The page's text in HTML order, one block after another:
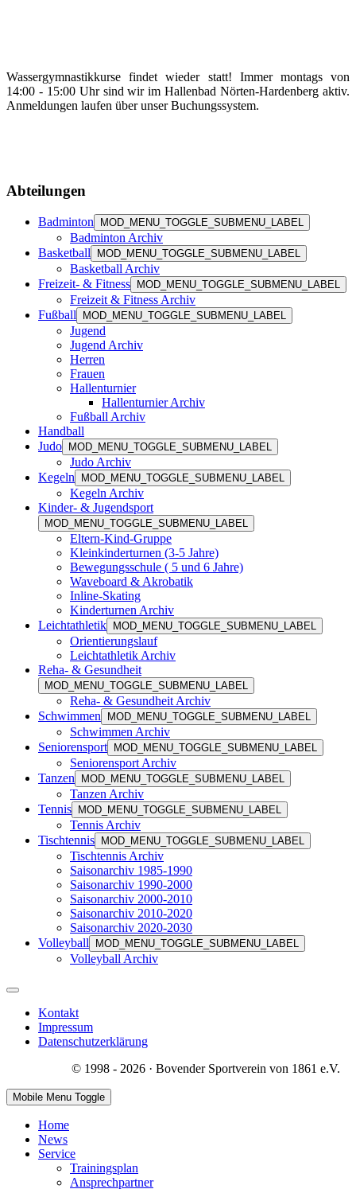
Wassergymnastikkurse findet wieder statt! Immer montags von
14:00 - 15:00 Uhr sind wir im Hallenbad Nörten-Hardenberg aktiv.
Anmeldungen laufen über unser Buchungssystem.
Abteilungen
Badminton MOD_MENU_TOGGLE_SUBMENU_LABEL
Badminton Archiv
Basketball
MOD_MENU_TOGGLE_SUBMENU_LABEL
Basketball Archiv
Freizeit- & Fitness
MOD_MENU_TOGGLE_SUBMENU_LABEL
Freizeit & Fitness Archiv
Fußball
MOD_MENU_TOGGLE_SUBMENU_LABEL
Jugend
Jugend Archiv
Herren
Frauen
Hallenturnier
Hallenturnier Archiv
Fußball Archiv
Handball
Judo
MOD_MENU_TOGGLE_SUBMENU_LABEL
Judo Archiv
Kegeln
MOD_MENU_TOGGLE_SUBMENU_LABEL
Kegeln Archiv
Kinder- & Jugendsport
MOD_MENU_TOGGLE_SUBMENU_LABEL
Eltern-Kind-Gruppe
Kleinkinderturnen (3-5 Jahre)
Bewegungsschule ( 5 und 6 Jahre)
Waveboard & Akrobatik
Inline-Skating
Kinderturnen Archiv
Leichtathletik
MOD_MENU_TOGGLE_SUBMENU_LABEL
Orientierungslauf
Leichtathletik Archiv
Reha- & Gesundheit
MOD_MENU_TOGGLE_SUBMENU_LABEL
Reha- & Gesundheit Archiv
Schwimmen
MOD_MENU_TOGGLE_SUBMENU_LABEL
Schwimmen Archiv
Seniorensport
MOD_MENU_TOGGLE_SUBMENU_LABEL
Seniorensport Archiv
Tanzen
MOD_MENU_TOGGLE_SUBMENU_LABEL
Tanzen Archiv
Tennis
MOD_MENU_TOGGLE_SUBMENU_LABEL
Tennis Archiv
Tischtennis
MOD_MENU_TOGGLE_SUBMENU_LABEL
Tischtennis Archiv
Saisonarchiv 1985-1990
Saisonarchiv 1990-2000
Saisonarchiv 2000-2010
Saisonarchiv 2010-2020
Saisonarchiv 2020-2030
Volleyball
MOD_MENU_TOGGLE_SUBMENU_LABEL
Volleyball Archiv
Kontakt
Impressum
Datenschutzerklärung
© 1998 - 2026 · Bovender Sportverein von 1861 e.V.
Mobile Menu Toggle
Home
News
Service
Trainingsplan
Ansprechpartner